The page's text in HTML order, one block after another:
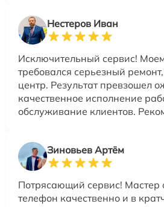
Нестеров Иван
Исключительный сервис!
требовался серьезный
центр. Результат превзошел
качественное исполнение
обслуживание клиентов.
Зиновьев Артём
Потрясающий сервис! Мастер
телефон качественно и в